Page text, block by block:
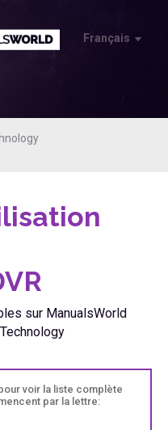
Français
sur ManualsWorld
voir la liste complète
par la lettre: